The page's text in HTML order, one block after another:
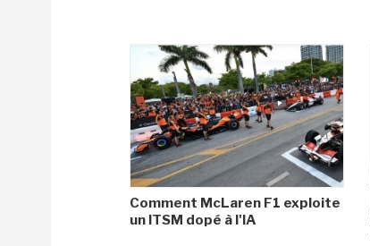
Comment McLaren F1 exploite
un ITSM dopé à l'IA